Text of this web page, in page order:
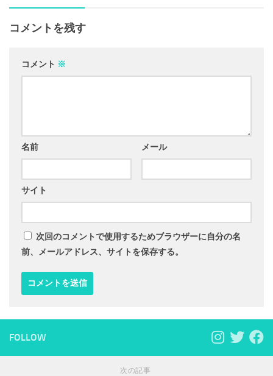
コメントを残す
コメント ※
名前 メール
サイト
次回のコメントで使用するためブラウザーに自分の名
前、メールアドレス、サイトを保存する。
FOLLOW
次の記事